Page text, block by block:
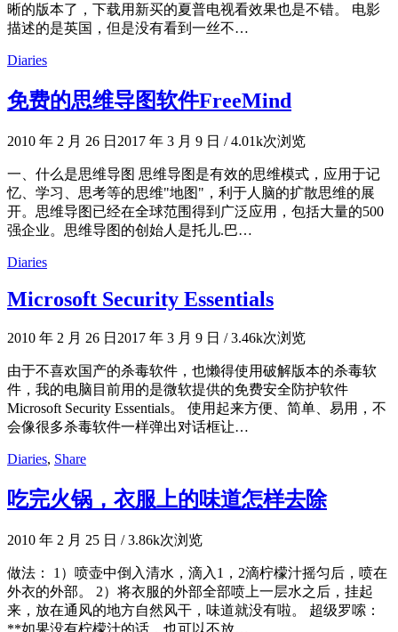
晰的版本了，下载用新买的夏普电视看效果也是不错。 电影
描述的是英国，但是没有看到一丝不…
Diaries
免费的思维导图软件FreeMind
2010 年 2 月 26 日 2017 年 3 月 9 日 /4.01k次浏览
一、什么是思维导图 思维导图是有效的思维模式，应用于记
忆、学习、思考等的思维"地图"，利于人脑的扩散思维的展
开。思维导图已经在全球范围得到广泛应用，包括大量的500
强企业。思维导图的创始人是托儿.巴…
Diaries
Microsoft Security Essentials
2010 年 2 月 26 日 2017 年 3 月 9 日 /3.46k次浏览
由于不喜欢国产的杀毒软件，也懒得使用破解版本的杀毒软
件，我的电脑目前用的是微软提供的免费安全防护软件
Microsoft Security Essentials。 使用起来方便、简单、易用，不
会像很多杀毒软件一样弹出对话框让…
Diaries, Share
吃完火锅，衣服上的味道怎样去除
2010 年 2 月 25 日 /3.86k次浏览
做法： 1）喷壶中倒入清水，滴入1，2滴柠檬汁摇匀后，喷在
外衣的外部。 2）将衣服的外部全部喷上一层水之后，挂起
来，放在通风的地方自然风干，味道就没有啦。 超级罗嗦：